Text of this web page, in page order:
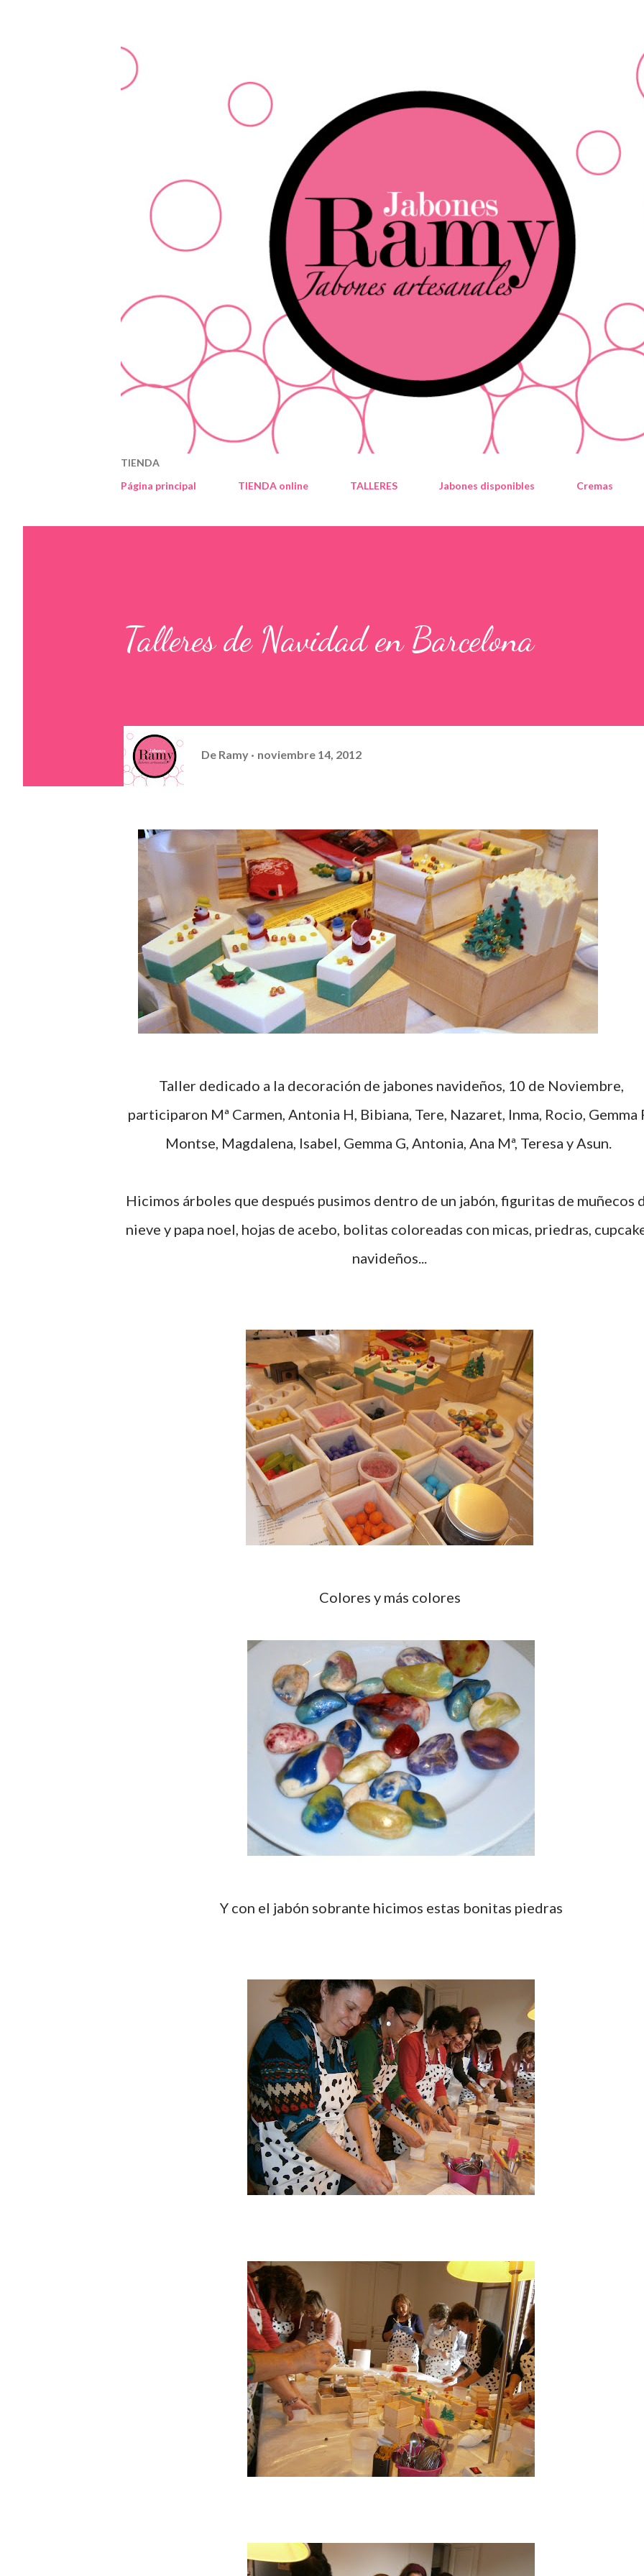
TIENDA
Página principal
TIENDA online TALLERES Jabones disponibles Cremas
Talleres de Navidad en Barcelona
De Ramy noviembre 14, 2012
Taller dedicado a la decoración de jabones navideños, 10 de Noviembre,
participaron Mª Carmen, Antonia H, Bibiana, Tere, Nazaret, Inma, Rocio, Gemma
Montse, Magdalena, Isabel, Gemma G, Antonia, Ana Mª, Teresa y Asun.
Hicimos árboles que después pusimos dentro de un jabón, figuritas de muñecos de
nieve y papa noel, hojas de acebo, bolitas coloreadas con micas, priedras,
navideños...
Colores y más colores
Y con el jabón sobrante hicimos estas bonitas piedras